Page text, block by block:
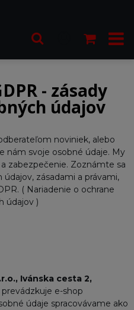
- zásady
údajov
noviniek, alebo
nám svoje osobné údaje. My
zabezpečenie. Zoznámte sa
zásadami a právami,
( Nariadenie o ochrane
údajov )
Ivánska cesta 2,
prevádzkuje e-shop
údaje spracovávame ako